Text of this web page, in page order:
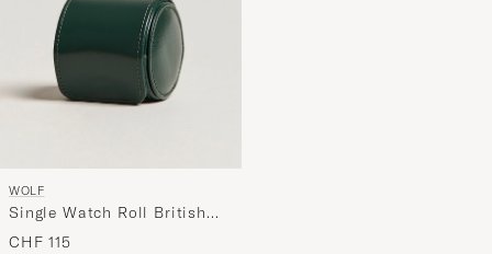
WOLF
Single Watch Roll British
Racing Green
CHF 115